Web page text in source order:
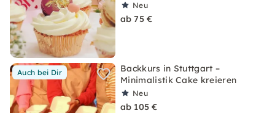
Neu
ab 75 €
Auch bei Dir
Backkurs in Stuttgart –
Minimalistik Cake kreieren
Neu
ab 105 €